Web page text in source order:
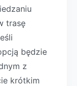
trasę
będzie
z
krótkim